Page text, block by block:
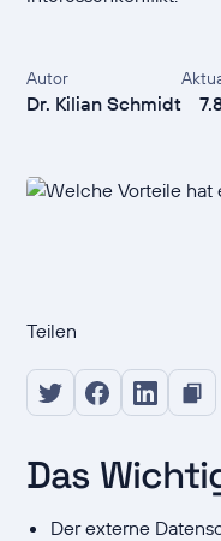
Autor
Dr. Kilian Schmidt
Teilen
Das
Der externe